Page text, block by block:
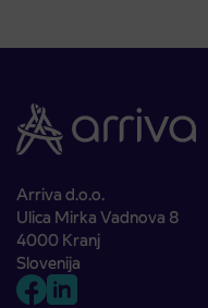
Arriva d.o.o.
Ulica Mirka Vadnova 8
4000 Kranj
Slovenija